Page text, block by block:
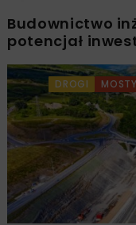
Budownictwo
potencjał
DROGI MOSTY